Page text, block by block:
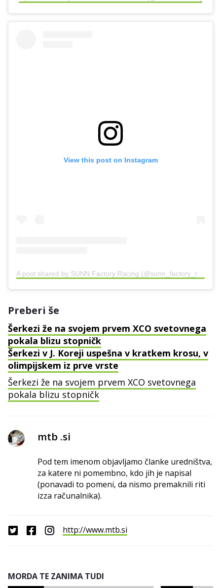
View this post on Instagram
Preberi še
Šerkezi že na svojem prvem XCO svetovnega
pokala blizu stopničk
Šerkezi v J. Koreji uspešna v kratkem krosu, v
olimpijskem iz prve vrste
Šerkezi že na svojem prvem XCO svetovnega
pokala blizu stopničk
mtb .si
Pod tem imenom objavljamo članke uredništva,
za katere ni pomembno, kdo jih je napisal
(ponavadi to pomeni, da nismo premaknili riti
izza računalnika).
http://www.mtb.si
MORDA TE ZANIMA TUDI